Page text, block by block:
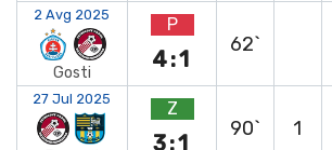
2 Avg 2025
Gosti
P
4:1
62`
27 Jul 2025 Z
3:1
90` 1